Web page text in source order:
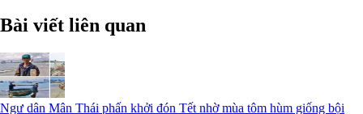
Bài viết liên quan
Ngư dân Mân Thái phấn khởi đón Tết nhờ mùa tôm hùm giống bội